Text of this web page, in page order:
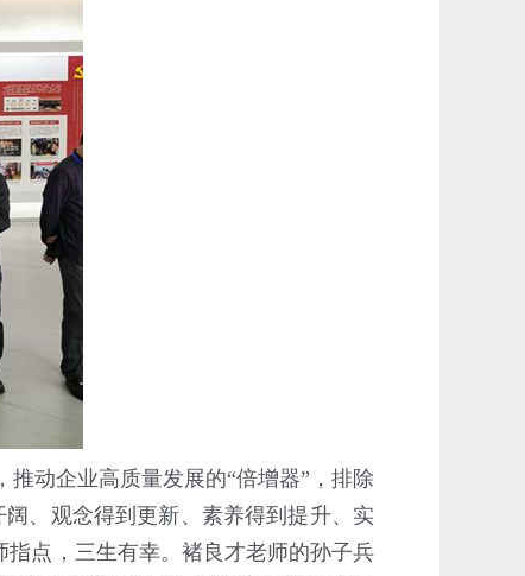
动企业高质量发展的“倍增器”，排除
、观念得到更新、素养得到提升、实
点，三生有幸。褚良才老师的孙子兵